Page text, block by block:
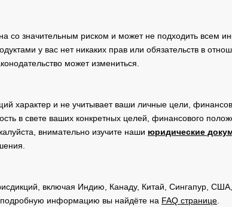
со значительным риском и может не подходить всем
у вас нет никаких прав или обязательств в
может измениться.
характер и не учитывает ваши личные цели,
в свете ваших конкретных целей, финансового
внимательно изучите наши юридические
включая Индию, Канаду, Китай, Сингапур,
информацию вы найдёте на FAQ странице